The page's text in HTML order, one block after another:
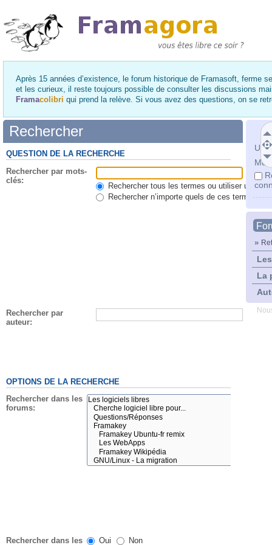
Après 15 années d’existence, le forum historique de Framasoft, ferme
et les curieux, il reste toujours possible de consulter les discussions
Framacolibri qui prend la relève. Si vous avez des questions, on se
Mot
»
La
Rechercher
QUESTION DE LA RECHERCHE
Rechercher par mots-
clés:
Rechercher tous les termes ou utiliser une
Rechercher n’importe quels de ces termes
Rechercher par
auteur:
OPTIONS DE LA RECHERCHE
Rechercher dans les
forums:
Rechercher dans les Oui Non